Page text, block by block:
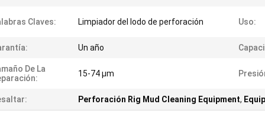
Claves: Limpiador del lodo de perforación Uso:
Un año
De La
15-74 μm
Perforación Rig Mud Cleaning Equipment,